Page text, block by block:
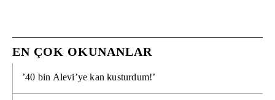
EN ÇOK OKUNANLAR
’40 bin Alevi’ye kan kusturdum!’